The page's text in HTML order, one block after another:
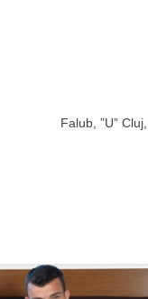
Falub, ”U”